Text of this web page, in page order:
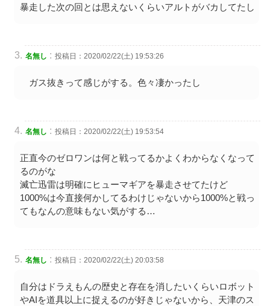
暴走した次の回とは思えないくらいアルトがバカしてたし
名無し : 投稿日：2020/02/22(土) 19:53:26
ガス抜きって感じがする。色々凄かったし
名無し : 投稿日：2020/02/22(土) 19:53:54
正直今のゼロワンは何と戦ってるかよくわからなくなって
るのがな
滅亡迅雷は明確にヒューマギアを暴走させてたけど
1000%は今直接何かしてるわけじゃないから1000%と戦っ
てもなんの意味もない気がする…
名無し : 投稿日：2020/02/22(土) 20:03:58
自分はドラえもんの歴史と存在を消したいくらいロボット
やAIを道具以上に捉えるのが好きじゃないから、天津のス